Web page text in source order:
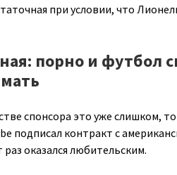
при условии, что
порно и футбол
спонсора это уже слишком,
подписал контракт с
оказался любительским.